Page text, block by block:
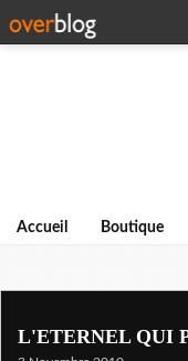
Accueil Boutique
L'ETERNEL QUI